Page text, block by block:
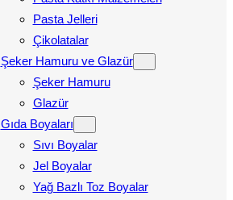
Pasta Jelleri
Çikolatalar
Şeker Hamuru ve Glazür
Şeker Hamuru
Glazür
Gıda Boyaları
Sıvı Boyalar
Jel Boyalar
Yağ Bazlı Toz Boyalar